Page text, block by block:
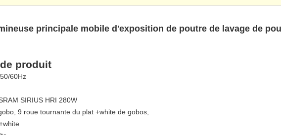
principale mobile d'exposition de poutre de lavage de
produit
60Hz
SIRIUS HRI 280W
9 roue tournante du plat +white de gobos,